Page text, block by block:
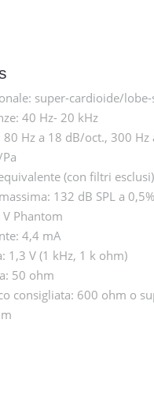
super-cardioide/lobe-
40 Hz- 20 kHz
Hz a 18 dB/oct., 300
(con filtri
132 dB SPL a
Phantom
4,4 mA
1,3 V (1 kHz, 1 k ohm)
50 ohm
consigliata: 600 ohm o